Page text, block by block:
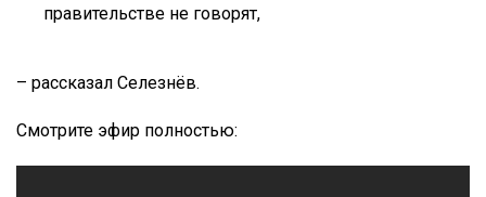
правительстве не говорят,
– рассказал Селезнёв.
Смотрите эфир полностью: